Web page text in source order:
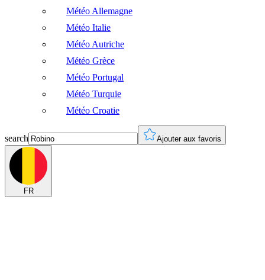
Météo Allemagne
Météo Italie
Météo Autriche
Météo Grèce
Météo Portugal
Météo Turquie
Météo Croatie
search Ajouter aux favoris
FR